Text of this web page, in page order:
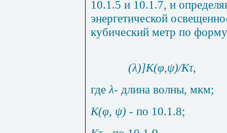
10.1.5 и 10.1.7, и
энергетической
кубический метр по
(λ)]K(φ,ψ)/Kτ,
где λ- длина волны, мкм;
K(φ, ψ) - по 10.1.8;